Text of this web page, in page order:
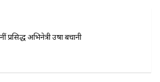
प्रसिद्ध अभिनेत्री उषा बचानी